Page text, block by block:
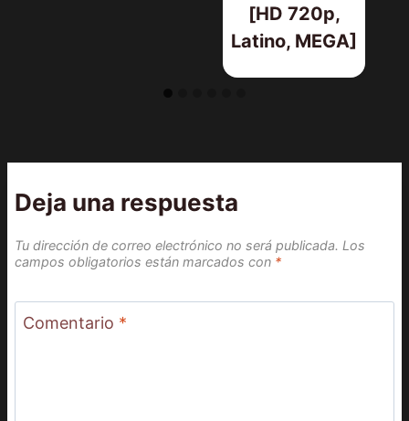
[HD 720p,
Latino, MEGA]
Deja una respuesta
Tu dirección de correo electrónico no será publicada. Los
campos obligatorios están marcados con *
Comentario *